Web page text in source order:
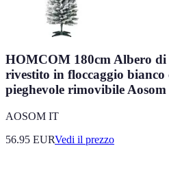
HOMCOM 180cm Albero
rivestito in floccaggio bianco
pieghevole rimovibile Aosom
AOSOM IT
56.95 EURVedi il prezzo